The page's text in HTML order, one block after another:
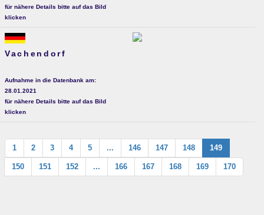
für nähere Details bitte auf das Bild
klicken
Vachendorf
Aufnahme in die Datenbank am:
28.01.2021
für nähere Details bitte auf das Bild
klicken
1 2 3 4 5 ... 146 147 148 149
150 151 152 ... 166 167 168 169 170